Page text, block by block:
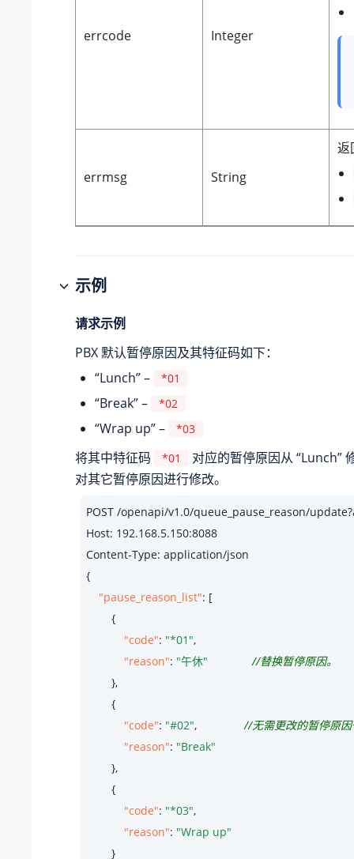
errcode Integer
errmsg String
返
示例
请求示例
PBX 默认暂停原因及其特征码如下：
“Lunch” –
*01
“Break” – *02
“Wrap up” – *03
将其中特征码 *01
对应的暂停原因从 “Lunch”
对其它暂停原因进行修改。
POST /openapi/v1.0/queue_pause_reason/
Host: 192.168.5.150:8088
Content-Type: application/json
{
"pause_reason_list": [
        {
"code": "*01",
"reason": "午休"
//替换暂停原因。
        },
        {
"code": "#02", //无需更改的暂停原
"reason": "Break"
        },
        {
"code": "*03",
"reason": "Wrap up"
        }